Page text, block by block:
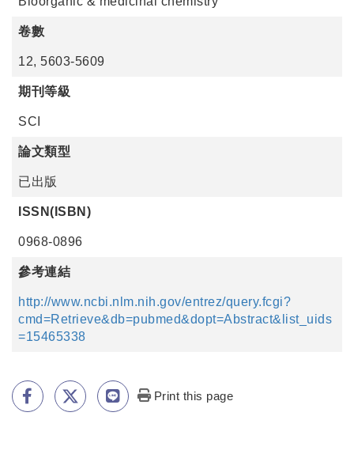
卷數
12, 5603-5609
期刊等級
SCI
論文類型
已出版
ISSN(ISBN)
0968-0896
參考連結
http://www.ncbi.nlm.nih.gov/entrez/query.fcgi?
cmd=Retrieve&db=pubmed&dopt=Abstract&list_uids
=15465338
Print this page